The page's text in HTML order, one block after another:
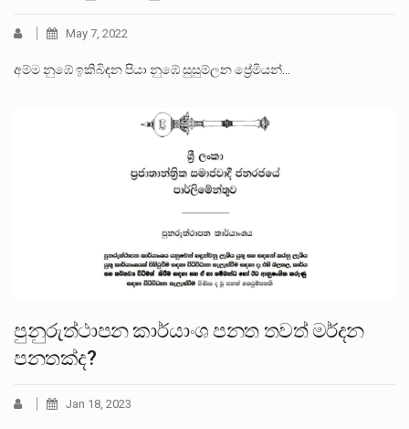
May 7, 2022
අම්ම නුඹේ ඉකිබිඳන පියා නුඹේ සුසුම්ලන ප්‍රේමියන්…
පුනුරුත්ථාපන කාර්යාංශ පනත තවත් මර්දන
පනතක්ද?
Jan 18, 2023